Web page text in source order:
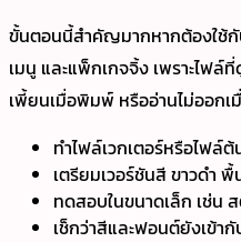
ขั้นตอนนี้สำคัญมากหากต้องใช้
เมนู และแพ็กเกจจิ้ง เพราะไฟล์
เพี้ยนเมื่อพิมพ์ หรืออ่านไม่ออก
ทำไฟล์เวกเตอร์หรือไฟล์
เตรียมเวอร์ชันสี ขาวดำ
ทดสอบในขนาดเล็ก เช่น
เช็กว่าสีและฟอนต์ยังเข้า